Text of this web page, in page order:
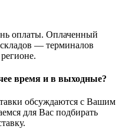
оплаты. Оплаченный
— терминалов
время и в выходные?
обсуждаются с Вашим
для Вас подбирать